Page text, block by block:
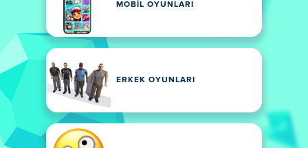
MOBIL OYUNLARI
ERKEK OYUNLARI